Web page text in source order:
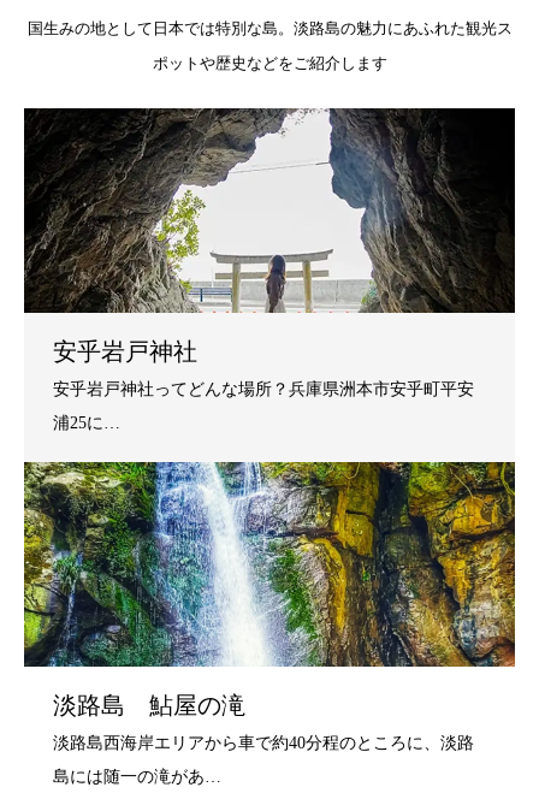
国生みの地として日本では特別な島。淡路島の魅力にあふれた観光ス
ポットや歴史などをご紹介します
安乎岩戸神社
淡路島 鮎屋の滝